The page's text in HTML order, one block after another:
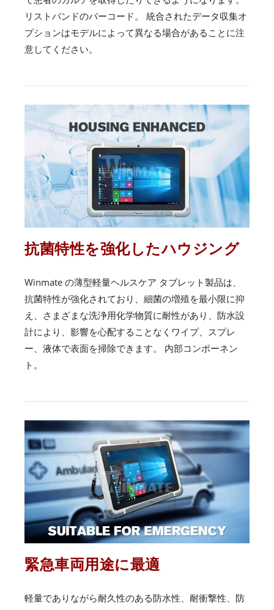
リストバンドのバーコード。 統合されたデータ収集オ
プションはモデルによって異なる場合があることに注
意してください。
抗菌特性を強化したハウジング
Winmate の薄型軽量ヘルスケア タブレット製品は、
抗菌特性が強化されており、細菌の増殖を最小限に抑
え、さまざまな洗浄用化学物質に耐性があり、防水設
計により、影響を心配することなくワイプ、スプレ
ー、液体で表面を掃除できます。 内部コンポーネン
ト。
緊急車両用途に最適
軽量でありながら耐久性のある防水性、耐衝撃性、防